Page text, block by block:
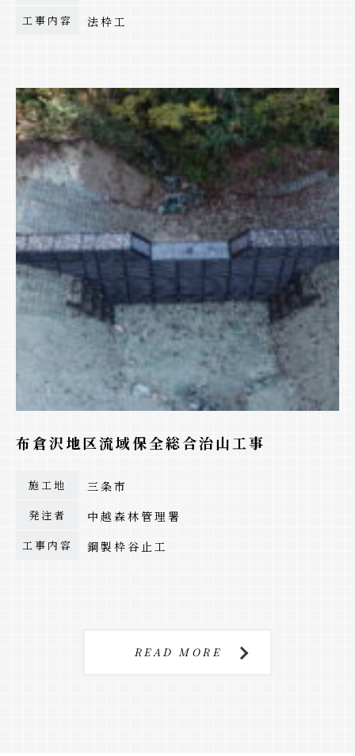
工事内容 法枠工
布倉沢地区流域保全総合治山工事
施工地 三条市
発注者 中越森林管理署
工事内容 鋼製枠谷止工
READ MORE